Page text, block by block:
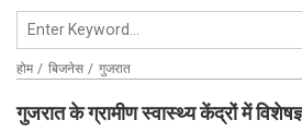
होम बिजनेस गुजरात
गुजरात के ग्रामीण स्वास्थ्य केंद्रों में